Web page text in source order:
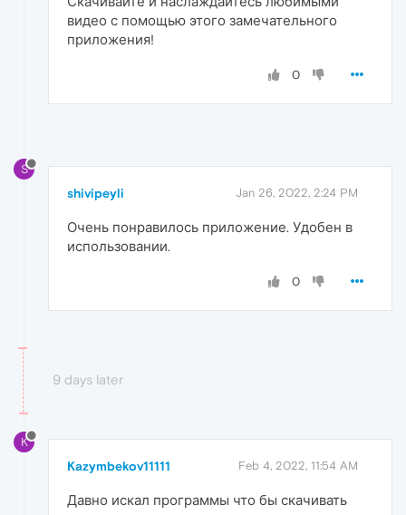
видео с помощью этого замечательного
приложения!
0
S
shivipeyli Jan 26, 2022, 2:24 PM
Очень понравилось приложение. Удобен в
использовании.
0
9 days later
K
Kazymbekov11111 Feb 4, 2022, 11:54 AM
Давно искал программы что бы скачивать